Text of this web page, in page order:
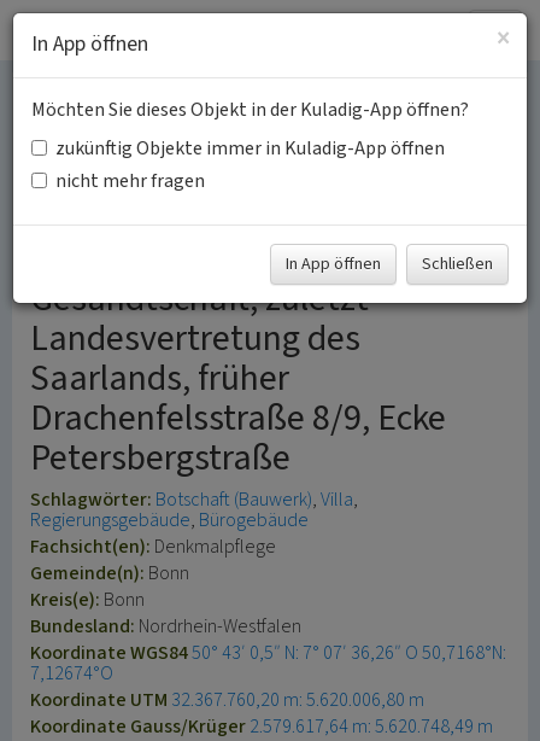
Villa Kurt-Schumacher-
Straße 8/9
ehemals Norwegische
Gesandtschaft, zuletzt
Landesvertretung des
Saarlands, früher
Drachenfelsstraße 8/9, Ecke
Petersbergstraße
Schlagwörter: Botschaft (Bauwerk) Villa
Regierungsgebäude Bürogebäude
Fachsicht(en): Denkmalpflege
Gemeinde(n): Bonn
Kreis(e): Bonn
Bundesland: Nordrhein-Westfalen
Koordinate WGS8450° 43′ 0,5″ N: 7° 07′ 36,26″ O50,7168°N:
7,12674°O
Koordinate UTM 32.367.760,20 m: 5.620.006,80 m
Koordinate Gauss/Krüger2.579.617,64 m: 5.620.748,49 m
×
In App öffnen
Möchten Sie dieses Objekt in der Kuladig-App öffnen?
zukünftig Objekte immer in Kuladig-App öffnen
nicht mehr fragen
In App öffnen Schließen